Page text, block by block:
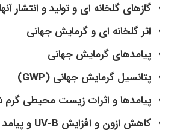
گازهای گلخانه ای و تولید و انتشار
اثر گلخانه ای و گرمایش جهانی
پیامدهای گرمایش جهانی
پتانسیل گرمایش جهانی (GWP)
پیامدها و اثرات زیست محیطی
کاهش ازون و افزایش UV-B و پیامد های آن